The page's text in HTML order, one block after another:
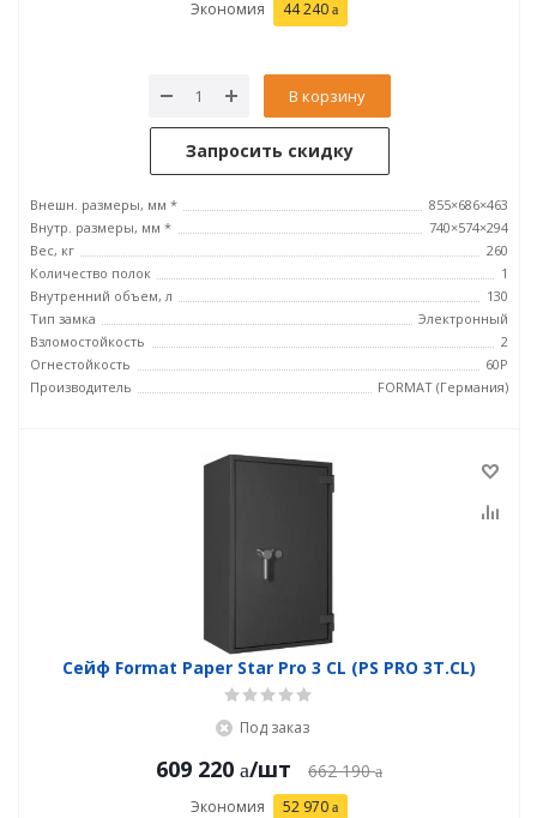
Экономия 44 240
В корзину
Запросить скидку
Внешн. размеры, мм *
855×686×463
Внутр. размеры, мм *
740×574×294
Вес, кг
260
Количество полок
1
Внутренний объем, л
130
Тип замка
Электронный
Взломостойкость
2
Огнестойкость
60P
Производитель
FORMAT (Германия)
Сейф Format Paper Star Pro 3 CL (PS PRO 3Т.CL)
Под заказ
609 220 /шт 662 190
Экономия 52 970